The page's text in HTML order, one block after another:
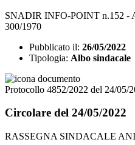
SNADIR INFO-POINT n.152 -
300/1970
Pubblicato il: 26/05/2022
Tipologia: Albo sindacale
Protocollo 4852/2022 del 24/05/
Circolare del 24/05/2022
RASSEGNA SINDACALE